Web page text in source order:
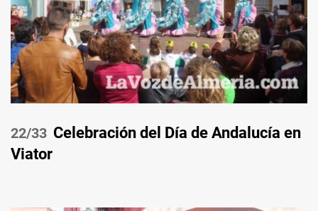
/33 Celebración del Día de Andalucía en
Viator